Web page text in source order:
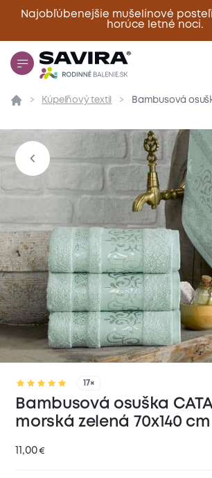
Najobľúbenejšie mušelínové
horúce letné noci.
Prehľad Parametre Popis
Kúpeľňový textil Bambusová
17×
Bambusová osuška
morská zelená 70x140 cm
11,00€